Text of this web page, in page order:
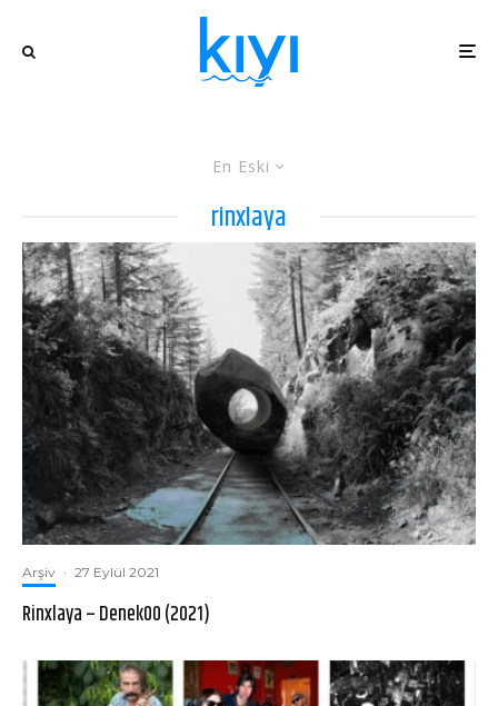
En Eski
rinxlaya
Arşiv · 27 Eylül 2021
Rinxlaya – Denek00 (2021)